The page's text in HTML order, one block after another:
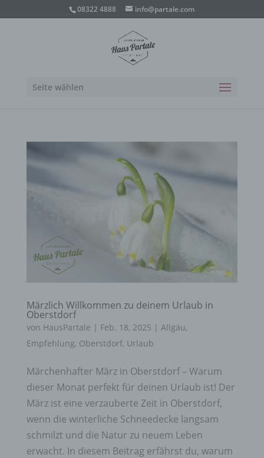
08322 4888 info@partale.com
Seite wählen
Märzlich Willkommen zu deinem Urlaub in
Oberstdorf
von HausPartale | Feb. 18, 2025 | Allgäu,
Empfehlung, Oberstdorf, Urlaub
Märchenhafter März in Oberstdorf – Warum
dieser Monat perfekt für deinen Urlaub ist! Der
März ist eine verzauberte Zeit in Oberstdorf,
wenn die winterliche Schneedecke langsam
schmilzt und die Natur zu neuem Leben
erwacht. In diesem Beitrag erfährst du, warum